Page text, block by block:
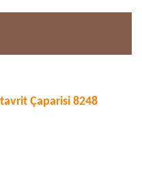
Çaparisi 8248